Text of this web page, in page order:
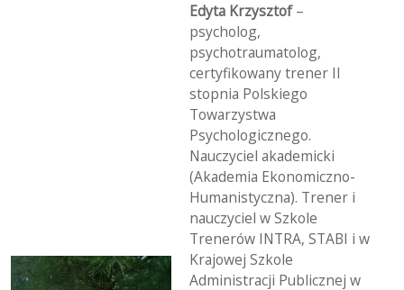
Edyta Krzysztof–
psycholog,
psychotraumatolog,
certyfikowany trener II
stopnia Polskiego
Towarzystwa
Psychologicznego.
Nauczyciel akademicki
(Akademia Ekonomiczno-
Humanistyczna). Trener i
nauczyciel w Szkole
Trenerów INTRA, STABI i w
Krajowej Szkole
Administracji Publicznej w